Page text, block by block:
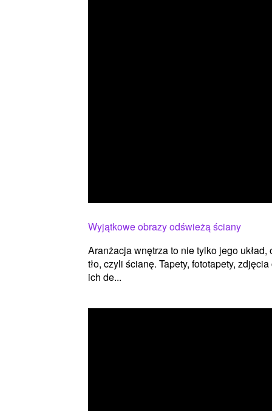
Wyjątkowe obrazy odświeżą ściany
Aranżacja wnętrza to nie tylko jego
tło, czyli ścianę. Tapety, fototapety,
ich de...